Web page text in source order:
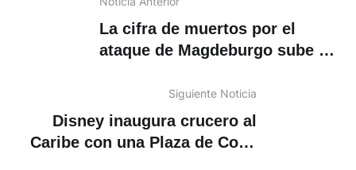
La cifra de muertos por el
ataque de Magdeburgo sube a
Siguiente Noticia
Disney inaugura crucero al
Caribe con una Plaza de Coco